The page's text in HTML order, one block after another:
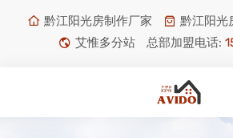
黔江阳光房制作厂家
黔江阳光
艾惟多分站
总部加盟电话: